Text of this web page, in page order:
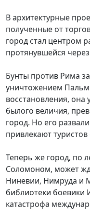
В архитектурные
полученные от
город стал центром
протянувшейся
Бунты против Рима
уничтожением
восстановления, она
былого величия,
город. Но его
привлекают туристов
Теперь же город, по
Соломоном, может
Ниневии, Нимруда и
библиотеки боевики
катастрофа